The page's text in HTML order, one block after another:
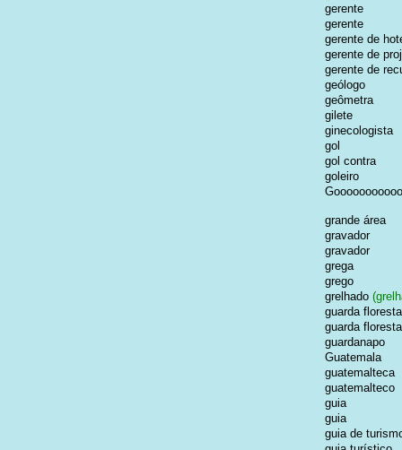
gerente
gerente
gerente de
gerente de
gerente de
geólogo
geômetra
gilete
ginecologista
gol
gol contra
goleiro
grande área
gravador
gravador
grega
grego
grelhado
guarda
guarda
guardanapo
Guatemala
guatemalteca
guatemalteco
guia
guia
guia de